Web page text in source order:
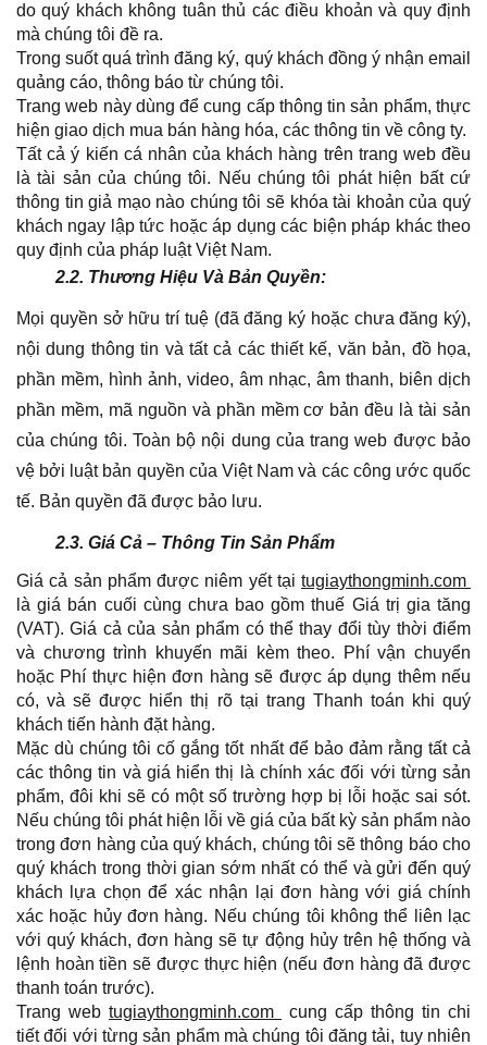
do quý khách không tuân thủ các điều khoản và quy định
mà chúng tôi đề ra.
Trong suốt quá trình đăng ký, quý khách đồng ý nhận email
quảng cáo, thông báo từ chúng tôi.
Trang web này dùng để cung cấp thông tin sản phẩm, thực
hiện giao dịch mua bán hàng hóa, các thông tin về công ty.
Tất cả ý kiến cá nhân của khách hàng trên trang web đều
là tài sản của chúng tôi. Nếu chúng tôi phát hiện bất cứ
thông tin giả mạo nào chúng tôi sẽ khóa tài khoản của quý
khách ngay lập tức hoặc áp dụng các biện pháp khác theo
quy định của pháp luật Việt Nam.
2.2. Thương Hiệu Và Bản Quyền:
Mọi quyền sở hữu trí tuệ (đã đăng ký hoặc chưa đăng ký),
nội dung thông tin và tất cả các thiết kế, văn bản, đồ họa,
phần mềm, hình ảnh, video, âm nhạc, âm thanh, biên dịch
phần mềm, mã nguồn và phần mềm cơ bản đều là tài sản
của chúng tôi. Toàn bộ nội dung của trang web được bảo
vệ bởi luật bản quyền của Việt Nam và các công ước quốc
tế. Bản quyền đã được bảo lưu.
2.3. Giá Cả – Thông Tin Sản Phẩm
Giá cả sản phẩm được niêm yết tại tugiaythongminh.com
là giá bán cuối cùng chưa bao gồm thuế Giá trị gia tăng
(VAT). Giá cả của sản phẩm có thể thay đổi tùy thời điểm
và chương trình khuyến mãi kèm theo. Phí vận chuyển
hoặc Phí thực hiện đơn hàng sẽ được áp dụng thêm nếu
có, và sẽ được hiển thị rõ tại trang Thanh toán khi quý
khách tiến hành đặt hàng.
Mặc dù chúng tôi cố gắng tốt nhất để bảo đảm rằng tất cả
các thông tin và giá hiển thị là chính xác đối với từng sản
phẩm, đôi khi sẽ có một số trường hợp bị lỗi hoặc sai sót.
Nếu chúng tôi phát hiện lỗi về giá của bất kỳ sản phẩm nào
trong đơn hàng của quý khách, chúng tôi sẽ thông báo cho
quý khách trong thời gian sớm nhất có thể và gửi đến quý
khách lựa chọn để xác nhận lại đơn hàng với giá chính
xác hoặc hủy đơn hàng. Nếu chúng tôi không thể liên lạc
với quý khách, đơn hàng sẽ tự động hủy trên hệ thống và
lệnh hoàn tiền sẽ được thực hiện (nếu đơn hàng đã được
thanh toán trước).
Trang web tugiaythongminh.com
cung cấp thông tin chi
tiết đối với từng sản phẩm mà chúng tôi đăng tải, tuy nhiên